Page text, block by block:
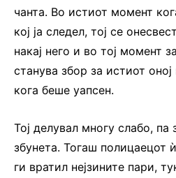
чанта. Во истиот момент
кој ја следел, тој се
накај него и во тој момент
станува збор за истиот
кога беше уапсен.
Тој делувал многу слабо, па
збунета. Тогаш полицаецот
ги вратил нејзините пари,